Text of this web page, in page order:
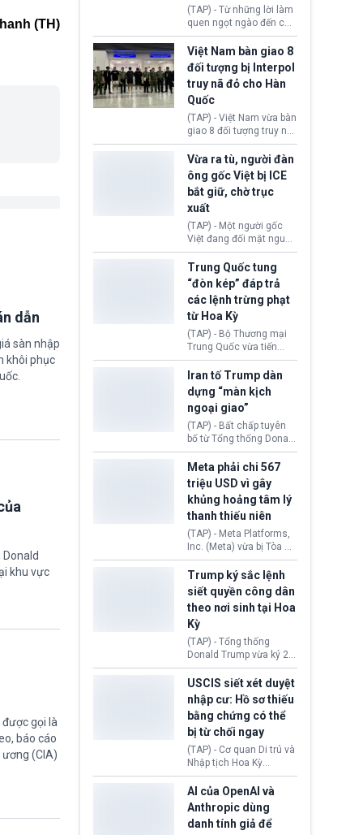
(TH)
dẫn
sàn nhập
khôi phục
khu vực
gọi là
báo cáo
(CIA)
(TAP) - Từ những lời làm
quen ngọt ngào đến các
“sàn vàng ảo”, bất động
sản trực tuyến cùng
đường dây đánh bạc quy
mô lớn, hai tổ chức tội
phạm xuyên quốc gia đã
dựng lên mạng lưới hoạt
động tại Việt Nam và
Lào, lôi kéo hàng nghìn
người tham gia, luân
chuyển dòng tiền qua
nhiều lớp tài khoản. Sau
hơn 2 tuần phối hợp truy
xét, lực lượng chức năng
hai nước đã bắt giữ 171
Việt Nam bàn giao 8
đối tượng bị Interpol
truy nã đỏ cho Hàn
Quốc
(TAP) - Việt Nam vừa bàn
giao 8 đối tượng truy nã
đỏ Interpol cho lực lượng
chức năng Hàn Quốc.
Nhóm này bị xác định
lừa đảo 619 nạn nhân,
chiếm đoạt hơn 17,7 tỷ
KRW.
Vừa ra tù, người đàn
ông gốc Việt bị ICE
bắt giữ, chờ trục
xuất
(TAP) - Một người gốc
Việt đang đối mặt nguy
cơ bị trục xuất khỏi Hoa
Kỳ sau khi đã chấp hành
xong bản án liên quan
đến tội ác từ hơn 30
năm trước tại California.
Trung Quốc tung
“đòn kép” đáp trả
các lệnh trừng phạt
từ Hoa Kỳ
(TAP) - Bộ Thương mại
Trung Quốc vừa tiến
hành áp đặt lệnh trừng
phạt lên hàng loạt thực
thể và siết chặt kiểm
soát xuất khẩu máy bay
không người lái (UAV)
sang Hoa Kỳ. Động thái
này nhằm đáp trả các
biện pháp hạn chế
thương mại, áp thuế mới
cùng lệnh cấm công
nghệ gần đây từ phía
Washington.
Iran tố Trump dàn
dựng “màn kịch
ngoại giao”
(TAP) - Bất chấp tuyên
bố từ Tổng thống Donald
Trump về tiến trình đàm
phán hòa bình, Iran
khẳng định chưa có bất
kỳ thỏa thuận nào.
Tehran cho rằng, Hoa Kỳ
chỉ đang dàn dựng “màn
kịch ngoại giao” để xoa
dịu căng thẳng.
Meta phải chi 567
triệu USD vì gây
khủng hoảng tâm lý
thanh thiếu niên
(TAP) - Meta Platforms,
Inc. (Meta) vừa bị Tòa án
bang New Mexico yêu
cầu đóng góp 567 triệu
USD vào một quỹ khắc
phục hậu quả. Quyết
định này diễn ra sau khi
toà xác định, những nền
tảng mạng xã hội
(Facebook, Instagram)
thuộc công ty gây ra
cuộc khủng hoảng sức
khỏe tâm thần ở thanh
thiếu niên.
Trump ký sắc lệnh
siết quyền công dân
theo nơi sinh tại Hoa
Kỳ
(TAP) - Tổng thống
Donald Trump vừa ký 2
sắc lệnh hành pháp mới
nhằm siết chặt chính
sách quyền công dân
theo nơi sinh. Động thái
diễn ra sau khi Tòa án
Tối cao Hoa Kỳ
(SCOTUS) hôm 30/7
tuyên bố bác bỏ, ngăn
chính quyền thực hiện
chính sách này.
USCIS siết xét duyệt
nhập cư: Hồ sơ thiếu
bằng chứng có thể
bị từ chối ngay
(TAP) - Cơ quan Di trú và
Nhập tịch Hoa Kỳ
(USCIS) vừa thay đổi quy
trình xét duyệt hồ sơ
nhập cư, trao quyền cho
viên chức từ chối ngay
những đơn không chứng
AI của OpenAI và
Anthropic dùng
danh tính giả để